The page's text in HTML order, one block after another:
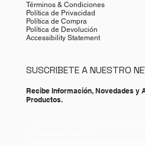
Términos & Condiciones
Política de Privacidad
Política de Compra
Política de Devolución
Accessibility Statement
SUSCRIBETE A NUESTRO
Recibe Información, Novedades y
Productos.